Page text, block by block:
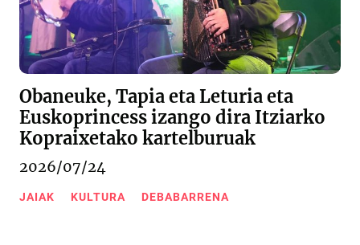
Obaneuke, Tapia eta Leturia eta
Euskoprincess izango dira Itziarko
Kopraixetako kartelburuak
2026/07/24
JAIAK KULTURA DEBABARRENA